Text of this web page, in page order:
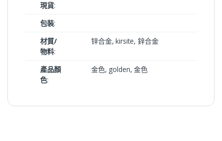
現貨:
包裝:
材質/
物料:
锌合金, kirsite, 鋅合金
產品顏
色:
金色, golden, 金色